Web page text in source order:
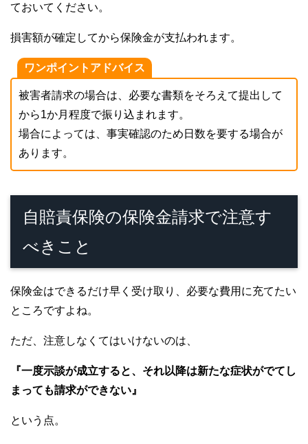
ておいてください。
損害額が確定してから保険金が支払われます。
ワンポイントアドバイス
被害者請求の場合は、必要な書類をそろえて提出して
から1か月程度で振り込まれます。
場合によっては、事実確認のため日数を要する場合が
あります。
自賠責保険の保険金請求で注意す
べきこと
保険金はできるだけ早く受け取り、必要な費用に充てたい
ところですよね。
ただ、注意しなくてはいけないのは、
『一度示談が成立すると、それ以降は新たな症状がでてし
まっても請求ができない』
という点。